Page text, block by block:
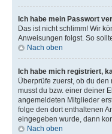
Ich habe mein Passwort
Das ist nicht schlimm! Wir
Anweisungen folgst. So
Nach oben
Ich habe mich registriert,
Überprüfe zuerst, ob du
musst du bzw. einer deiner
angemeldeten Mitglieder
folge den dort enthaltenen
eingegeben wurde, dann
Nach oben